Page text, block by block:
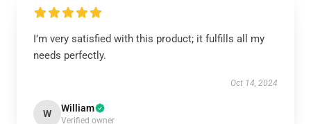
I’m very satisfied with this product; it fulfills all my
needs perfectly.
Oct 14, 2024
W William
Verified owner